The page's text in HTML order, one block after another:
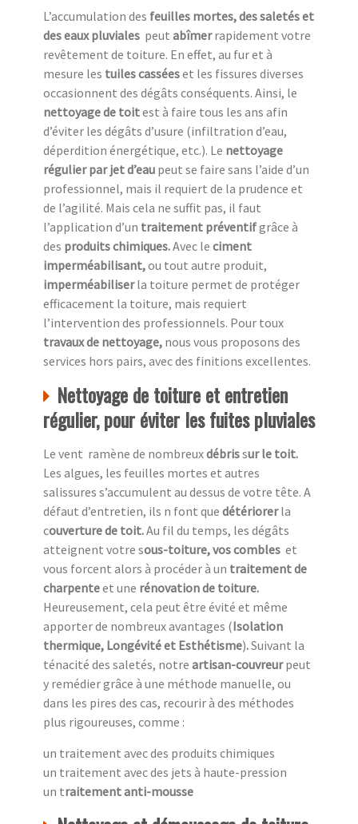
L’accumulation des feuilles mortes, des saletés et
des eaux pluviales peut abîmerrapidement votre
revêtement de toiture. En effet, au fur et à
mesure les tuiles casséeset les fissures diverses
occasionnent des dégâts conséquents. Ainsi, le
nettoyage de toitest à faire tous les ans afin
d’éviter les dégâts d’usure (infiltration d’eau,
déperdition énergétique, etc.). Le nettoyage
régulier par jet d’eau peut se faire sans l’aide d’un
professionnel, mais il requiert de la prudence et
de l’agilité. Mais cela ne suffit pas, il faut
l’application d’un traitement préventifgrâce à
des produits chimiques.Avec le ciment
imperméabilisant,ou tout autre produit,
imperméabiliserla toiture permet de protéger
efficacement la toiture, mais requiert
l’intervention des professionnels. Pour toux
travaux de nettoyage, nous vous proposons des
services hors pairs, avec des finitions excellentes.
Nettoyage de toiture et entretien
régulier, pour éviter les fuites pluviales
Le vent ramène de nombreuxdébrissur le toit.
Les algues, les feuilles mortes et autres
salissures s’accumulent au dessus de votre tête. A
défaut d’entretien, ils n font que détériorerla
couverture de toit.Au fil du temps, les dégâts
atteignent votre sous-toiture, vos combles et
vous forcent alors à procéder à un traitement de
charpenteet une rénovation de toiture.
Heureusement, cela peut être évité et même
apporter de nombreux avantages (Isolation
thermique, Longévité et Esthétisme).Suivant la
ténacité des saletés, notre artisan-couvreurpeut
y remédier grâce à une méthode manuelle, ou
dans les pires des cas, recourir à des méthodes
plus rigoureuses, comme :
un traitement avec des produits chimiques
un traitement avec des jets à haute-pression
un traitement anti-mousse